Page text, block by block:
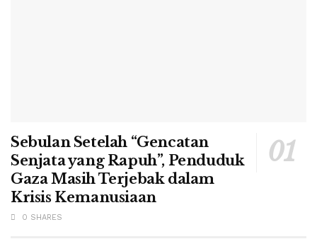
Sebulan Setelah “Gencatan
Senjata yang Rapuh”, Penduduk
Gaza Masih Terjebak dalam
Krisis Kemanusiaan
0 SHARES